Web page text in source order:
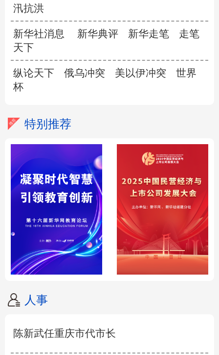
汛抗洪
新华社消息 新华典评 新华走笔
走笔
天下
纵论天下 俄乌冲突 美以伊冲突
世界
杯
特别推荐
人事
陈新武任重庆市代市长